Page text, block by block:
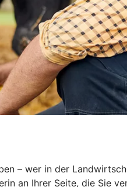
– wer in der
an Ihrer Seite, die Sie